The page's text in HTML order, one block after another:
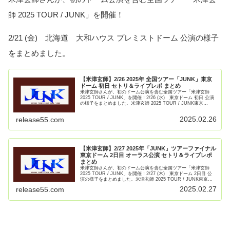
師 2025 TOUR / JUNK」を開催！
2/21 (金) 北海道 大和ハウス プレミストドーム 公演の様子
をまとめました。
【米津玄師】2/26 2025年 全国ツアー「JUNK」東京
ドーム 初日 セトリ＆ライブレポ まとめ
米津玄師さんが、初のドーム公演を含む全国ツアー「米津玄師
2025 TOUR / JUNK」を開催！2/26 (水) 東京ドーム 初日 公演
の様子をまとめました。米津玄師 2025 TOUR / JUNK東京
release55.com 2025.02.26
【米津玄師】2/27 2025年「JUNK」ツアーファイナル
東京ドーム 2日目 オーラス公演 セトリ＆ライブレポ
まとめ
米津玄師さんが、初のドーム公演を含む全国ツアー「米津玄師
2025 TOUR / JUNK」を開催！2/27 (木) 東京ドーム 2日目 公
演の様子をまとめました。米津玄師 2025 TOUR / JUNK東京
release55.com 2025.02.27